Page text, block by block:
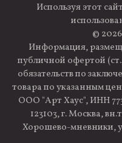
Используя этот
©
Информация,
публичной офертой
обязательств по
товара по указанным
ООО "Арт Хаус", ИНН
123103, г. Москва,
Хорошево-мневники,